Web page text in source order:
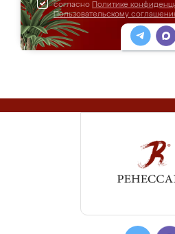
согласно Политике
Пользовательскому